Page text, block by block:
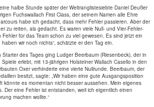
halbe Stunde später der Weltranglistesiebte Daniel Deußer
Fuchswallach First Class, der seinem Namen alle Ehre
habe ich gedacht, dass mehr Fehler passieren. Aber der
zu reiten, als gedacht. Es waren viele Null- und Vier-Fehler-
für das Team schon zu viel gewesen. Es sind jetzt ein
wir noch nichts“, schätzte er den Tag ein.
Starter des Tages ging Ludger Beerbaum (Riesenbeck), der in
erlebt, mit 13-jährigen Holsteiner Wallach Casello in den
Oxer verhinderte eine vierte Nullrunde. Beerbaum, der
besitzt, sagte: „Wir haben eine gute Ausgangsposition
könnte es momentan nicht besser aussehen. Mein eigenes
Der eine Fehler ist entstanden, weil ich eigentlich einen
machen wollte.“